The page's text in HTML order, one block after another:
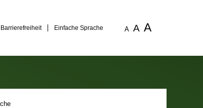
Barrierefreiheit Einfache Sprache A A A